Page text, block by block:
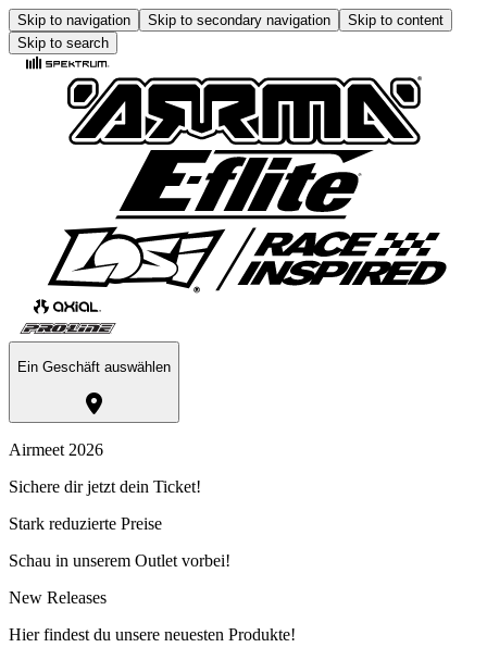
Skip to navigation Skip to secondary navigation
Skip to content
Skip to search
Ein Geschäft auswählen
Airmeet 2026
Sichere dir jetzt dein Ticket!
Stark reduzierte Preise
Schau in unserem Outlet vorbei!
New Releases
Hier findest du unsere neuesten Produkte!